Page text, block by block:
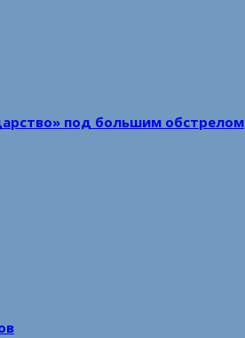
под большим обстрелом